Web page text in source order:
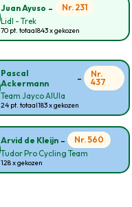
Juan Ayuso -
Nr. 231
Lidl - Trek
70 pt. totaal843 x gekozen
Pascal
Ackermann
-
Nr.
437
Team Jayco AlUla
24 pt. totaal183 x gekozen
Arvid de Kleijn -
Nr. 560
Tudor Pro Cycling Team
128 x gekozen